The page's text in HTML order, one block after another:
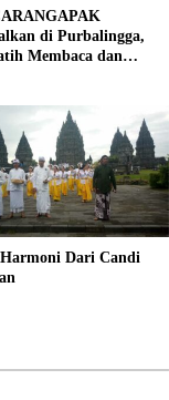
di Purbalingga,
Membaca dan
Dari Candi